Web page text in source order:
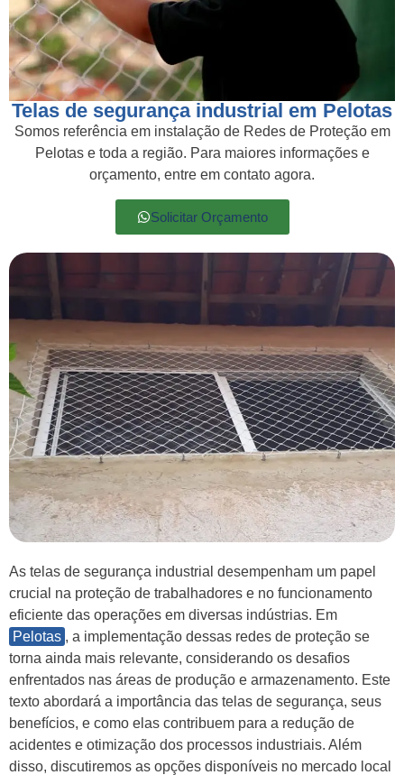
Telas de segurança industrial em Pelotas
Somos referência em instalação de Redes de Proteção em
Pelotas e toda a região. Para maiores informações e
orçamento, entre em contato agora.
Solicitar Orçamento
As telas de segurança industrial desempenham um papel
crucial na proteção de trabalhadores e no funcionamento
eficiente das operações em diversas indústrias. Em
Pelotas , a implementação dessas redes de proteção se
torna ainda mais relevante, considerando os desafios
enfrentados nas áreas de produção e armazenamento. Este
texto abordará a importância das telas de segurança, seus
benefícios, e como elas contribuem para a redução de
acidentes e otimização dos processos industriais. Além
disso, discutiremos as opções disponíveis no mercado local